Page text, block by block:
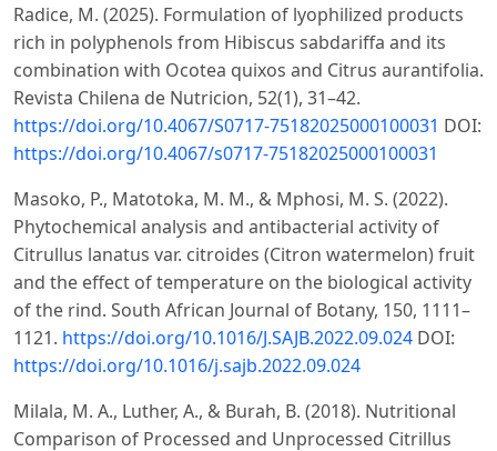
Radice, M. (2025). Formulation of lyophilized products
rich in polyphenols from Hibiscus sabdariffa and its
combination with Ocotea quixos and Citrus aurantifolia.
Revista Chilena de Nutricion, 52(1), 31–42.
https://doi.org/10.4067/S0717-75182025000100031 DOI:
https://doi.org/10.4067/s0717-75182025000100031
Masoko, P., Matotoka, M. M., & Mphosi, M. S. (2022).
Phytochemical analysis and antibacterial activity of
Citrullus lanatus var. citroides (Citron watermelon) fruit
and the effect of temperature on the biological activity
of the rind. South African Journal of Botany, 150, 1111–
1121. https://doi.org/10.1016/J.SAJB.2022.09.024 DOI:
https://doi.org/10.1016/j.sajb.2022.09.024
Milala, M. A., Luther, A., & Burah, B. (2018). Nutritional
Comparison of Processed and Unprocessed Citrillus